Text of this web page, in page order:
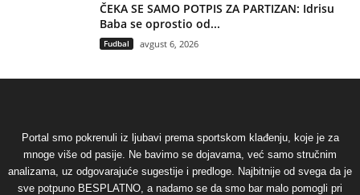
ČEKA SE SAMO POTPIS ZA PARTIZAN: Idrisu
Baba se oprostio od...
Fudbal avgust 6, 2026
Portal smo pokrenuli iz ljubavi prema sportskom klađenju, koje je za
mnoge više od pasije. Ne bavimo se dojavama, već samo stručnim
analizama, uz odgovarajuće sugestije i predloge. Najbitnije od svega da je
sve potpuno BESPLATNO, a nadamo se da smo bar malo pomogli pri